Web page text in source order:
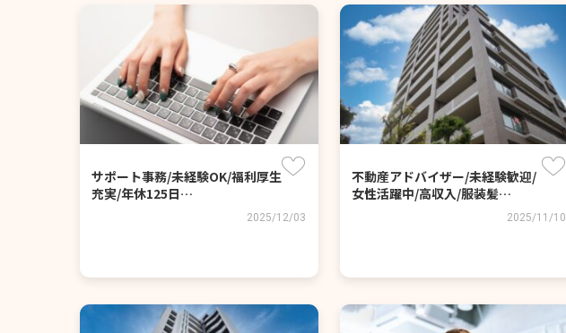
サポート事務/未経験OK/福利厚生
充実/年休125日…
2025/12/03
不動産アドバイザー/未経験歓迎/
女性活躍中/高収入/服装髪…
2025/11/10